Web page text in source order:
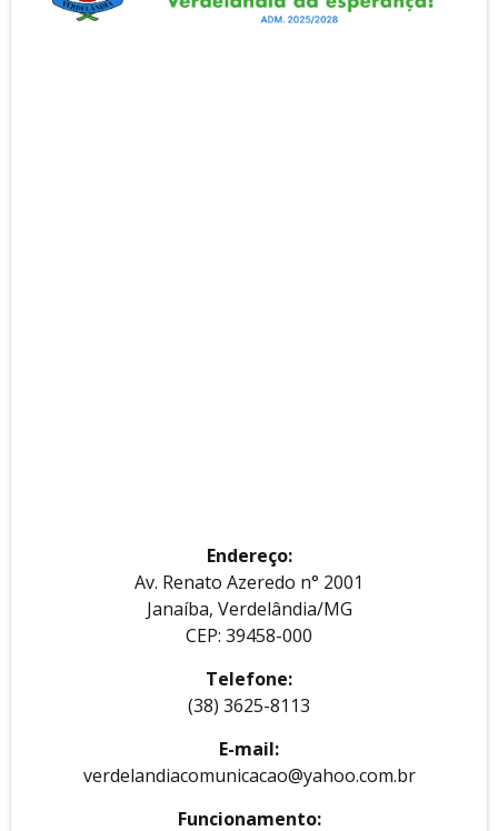
Endereço:
Av. Renato Azeredo n° 2001
Janaíba, Verdelândia/MG
CEP: 39458-000
Telefone:
(38) 3625-8113
E-mail:
verdelandiacomunicacao@yahoo.com.br
Funcionamento: